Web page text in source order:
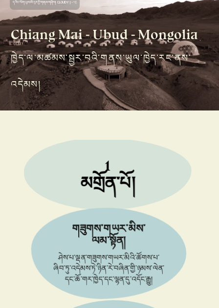
Chiang Mai - Ubud - Mongolia
ཁྱེད་ལ་མཚམས་སྦྱར་བའི་གནས་ཡུལ་ཁྱེད་རང་ནས་
འདེམས།
ད་རིང་སོག་ཡུལ་མི་རུར་གྱི་གནམ་གཤིས། CLOUDY --°C
1
མགྲོན་པོ།
གཟུགས་གཡར་མིས་
ལམ་སྟོན།
ཤེས་པ་ལྡན་གཟུགས་གཡར་མིའི་ཚོགས་པ་
ཞིབ་ཏུ་འདེམས་ཏེ་ཉིན་རེ་བཞིན་གྱི་ཉམས་ལེན་
དང་ཆོ་གར་ཁྱེད་དང་ལྷན་དུ་འདོང་རྒྱུ།